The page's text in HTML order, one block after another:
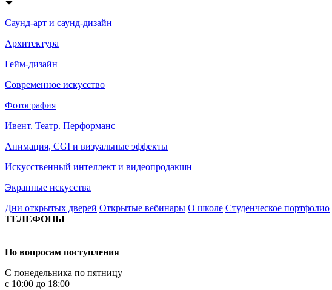
Саунд-арт и саунд-дизайн
Архитектура
Гейм-дизайн
Современное искусство
Фотография
Ивент. Театр. Перформанс
Анимация, CGI и визуальные эффекты
Искусственный интеллект и видеопродакшн
Экранные искусства
Дни открытых дверей Открытые вебинары О школе Студенческое портфолио
ТЕЛЕФОНЫ
По вопросам поступления
С понедельника по пятницу
с 10:00 до 18:00